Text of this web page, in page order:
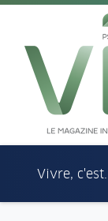
Aller au menu
Aller au contenu
Vivre, c'est...